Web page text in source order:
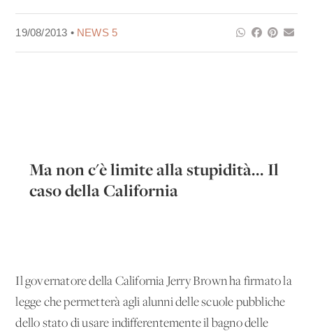
19/08/2013 • NEWS 5
Ma non c'è limite alla stupidità... Il
caso della California
Il governatore della California Jerry Brown ha firmato la
legge che permetterà agli alunni delle scuole pubbliche
dello stato di usare indifferentemente il bagno delle